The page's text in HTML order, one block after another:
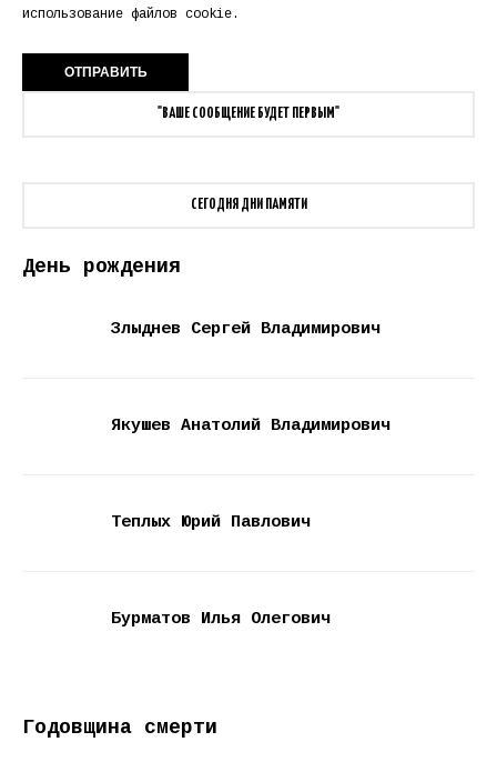
использование файлов cookie.
"ВАШЕ СООБЩЕНИЕ БУДЕТ ПЕРВЫМ"
СЕГОДНЯ ДНИ ПАМЯТИ
День рождения
Злыднев Сергей Владимирович
Якушев Анатолий Владимирович
Теплых Юрий Павлович
Бурматов Илья Олегович
Годовщина смерти